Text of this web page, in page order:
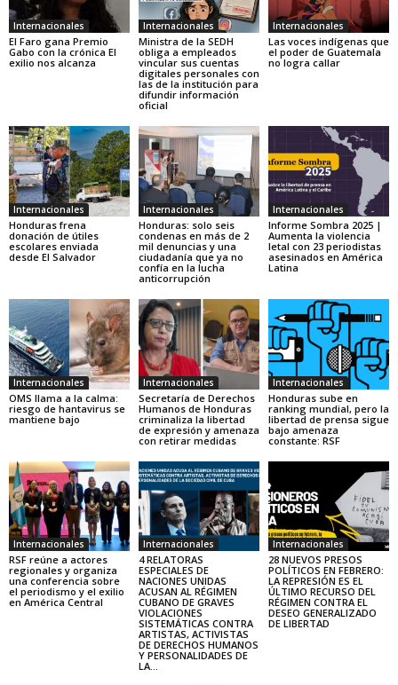
Internacionales
El Faro gana Premio
Gabo con la crónica El
exilio nos alcanza
Internacionales
Ministra de la SEDH
obliga a empleados
vincular sus cuentas
digitales personales con
las de la institución para
difundir información
oficial
Internacionales
Las voces indígenas que
el poder de Guatemala
no logra callar
Internacionales
Honduras frena
donación de útiles
escolares enviada
desde El Salvador
Internacionales
Honduras: solo seis
condenas en más de 2
mil denuncias y una
ciudadanía que ya no
confía en la lucha
anticorrupción
Internacionales
Informe Sombra 2025 |
Aumenta la violencia
letal con 23 periodistas
asesinados en América
Latina
Internacionales
OMS llama a la calma:
riesgo de hantavirus se
mantiene bajo
Internacionales
Secretaría de Derechos
Humanos de Honduras
criminaliza la libertad
de expresión y amenaza
con retirar medidas
Internacionales
Honduras sube en
ranking mundial, pero la
libertad de prensa sigue
bajo amenaza
constante: RSF
Internacionales
RSF reúne a actores
regionales y organiza
una conferencia sobre
el periodismo y el exilio
en América Central
Internacionales
4 RELATORAS
ESPECIALES DE
NACIONES UNIDAS
ACUSAN AL RÉGIMEN
CUBANO DE GRAVES
VIOLACIONES
SISTEMÁTICAS CONTRA
ARTISTAS, ACTIVISTAS
DE DERECHOS HUMANOS
Y PERSONALIDADES DE
LA...
Internacionales
28 NUEVOS PRESOS
POLÍTICOS EN FEBRERO:
LA REPRESIÓN ES EL
ÚLTIMO RECURSO DEL
RÉGIMEN CONTRA EL
DESEO GENERALIZADO
DE LIBERTAD